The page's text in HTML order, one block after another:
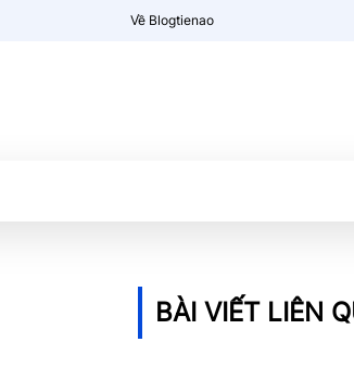
Về Blogtienao
BÀI VIẾT LIÊN